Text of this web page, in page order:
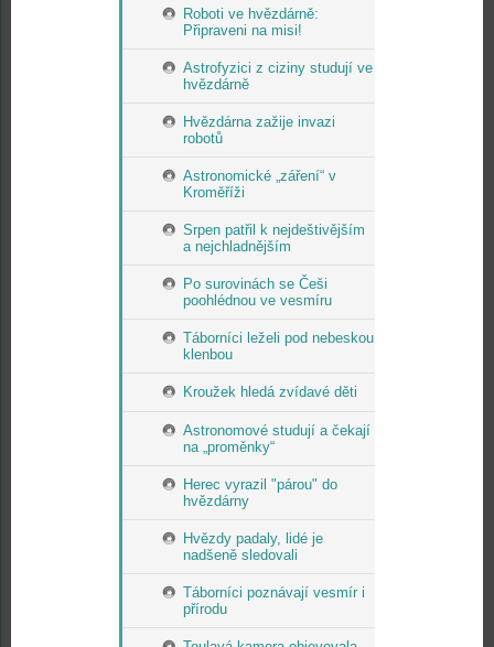
Roboti ve hvězdárně:
Připraveni na misi!
Astrofyzici z ciziny studují ve
hvězdárně
Hvězdárna zažije invazi
robotů
Astronomické „záření“ v
Kroměříži
Srpen patřil k nejdeštivějším
a nejchladnějším
Po surovinách se Češi
poohlédnou ve vesmíru
Táborníci leželi pod nebeskou
klenbou
Kroužek hledá zvídavé děti
Astronomové studují a čekají
na „proměnky“
Herec vyrazil "párou" do
hvězdárny
Hvězdy padaly, lidé je
nadšeně sledovali
Táborníci poznávají vesmír i
přírodu